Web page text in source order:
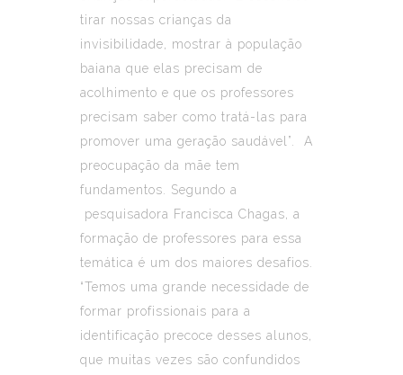
tirar nossas crianças da
invisibilidade, mostrar à população
baiana que elas precisam de
acolhimento e que os professores
precisam saber como tratá-las para
promover uma geração saudável”. A
preocupação da mãe tem
fundamentos. Segundo a
pesquisadora Francisca Chagas, a
formação de professores para essa
temática é um dos maiores desafios.
“Temos uma grande necessidade de
formar profissionais para a
identificação precoce desses alunos,
que muitas vezes são confundidos